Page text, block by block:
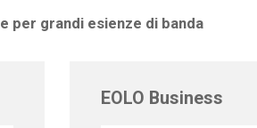
per grandi esienze di banda
EOLO Business